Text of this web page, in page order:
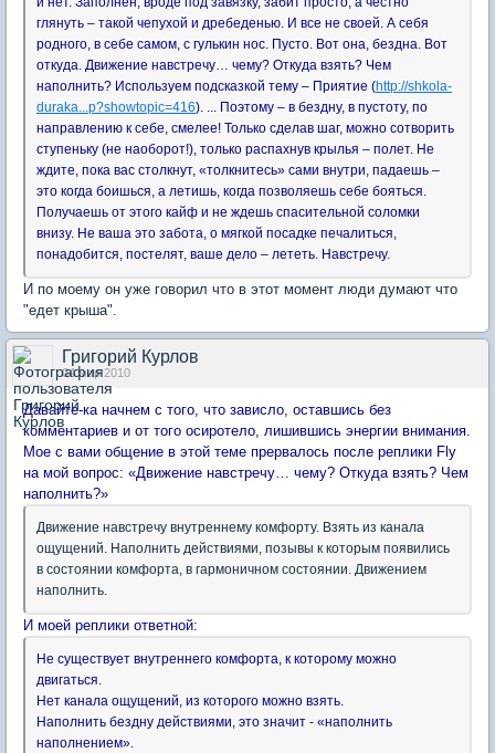
глянуть – такой чепухой и дребеденью. И все не своей. А себя
родного, в себе самом, с гулькин нос. Пусто. Вот она, бездна. Вот
откуда. Движение навстречу… чему? Откуда взять? Чем
наполнить? Используем подсказкой тему – Приятие (http://shkola-
duraka...p?showtopic=416). ... Поэтому – в бездну, в пустоту, по
направлению к себе, смелее! Только сделав шаг, можно сотворить
ступеньку (не наоборот!), только распахнув крылья – полет. Не
ждите, пока вас столкнут, «толкнитесь» сами внутри, падаешь –
это когда боишься, а летишь, когда позволяешь себе бояться.
Получаешь от этого кайф и не ждешь спасительной соломки
внизу. Не ваша это забота, о мягкой посадке печалиться,
понадобится, постелят, ваше дело – лететь. Навстречу.
И по моему он уже говорил что в этот момент люди думают что
"едет крыша".
Григорий Курлов
04 мар 2010
Давайте-ка начнем с того, что зависло, оставшись без
комментариев и от того осиротело, лишившись энергии внимания.
Мое с вами общение в этой теме прервалось после реплики Fly
на мой вопрос: «Движение навстречу… чему? Откуда взять? Чем
наполнить?»
Движение навстречу внутреннему комфорту. Взять из канала
ощущений. Наполнить действиями, позывы к которым появились
в состоянии комфорта, в гармоничном состоянии. Движением
наполнить.
И моей реплики ответной:
Не существует внутреннего комфорта, к которому можно
двигаться.
Нет канала ощущений, из которого можно взять.
Наполнить бездну действиями, это значит - «наполнить
наполнением».